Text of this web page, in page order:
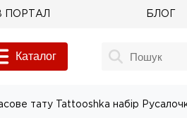
ПОРТАЛ БЛОГ
Каталог
тату Tattooshka набір